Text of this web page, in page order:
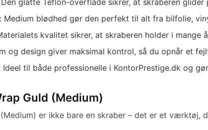
Medium blødhed gør den perfekt til alt fra bilfolie,
kvalitet sikrer, at skraberen holder i mange
og design giver maksimal kontrol, så du opnår et
Ideel til både professionelle i KontorPrestige.dk og
Guld (Medium)
(Medium) er ikke bare en skraber – det er et